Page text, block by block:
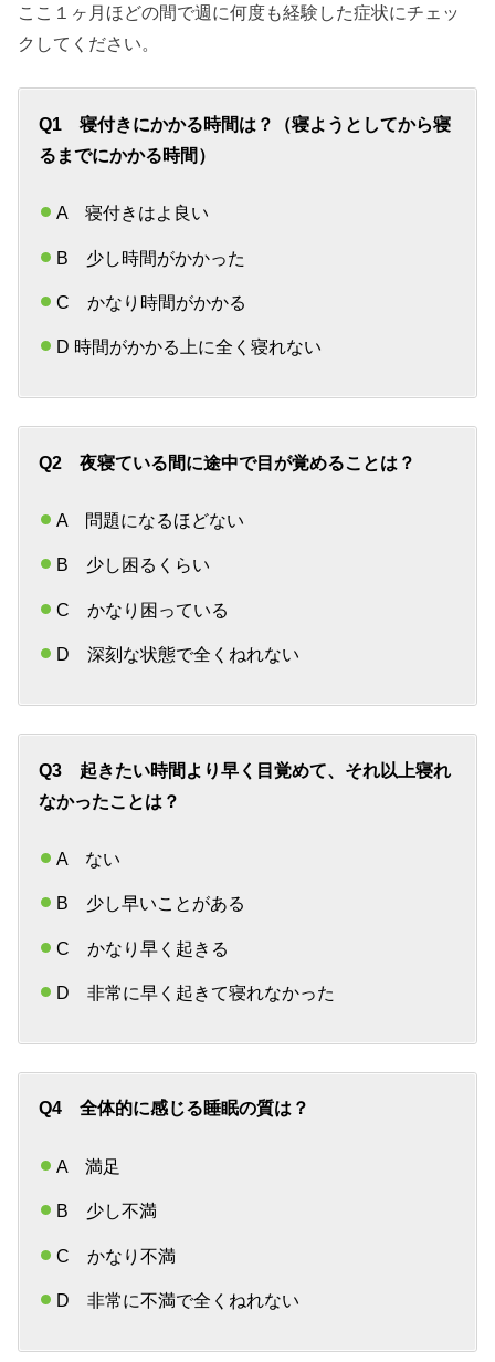
ここ１ヶ月ほどの間で週に何度も経験した症状にチェッ
クしてください。
Q1 寝付きにかかる時間は？（寝ようとしてから寝
るまでにかかる時間）
A 寝付きはよ良い
B 少し時間がかかった
C かなり時間がかかる
D 時間がかかる上に全く寝れない
Q2 夜寝ている間に途中で目が覚めることは？
A 問題になるほどない
B 少し困るくらい
C かなり困っている
D 深刻な状態で全くねれない
Q3 起きたい時間より早く目覚めて、それ以上寝れ
なかったことは？
A ない
B 少し早いことがある
C かなり早く起きる
D 非常に早く起きて寝れなかった
Q4 全体的に感じる睡眠の質は？
A 満足
B 少し不満
C かなり不満
D 非常に不満で全くねれない